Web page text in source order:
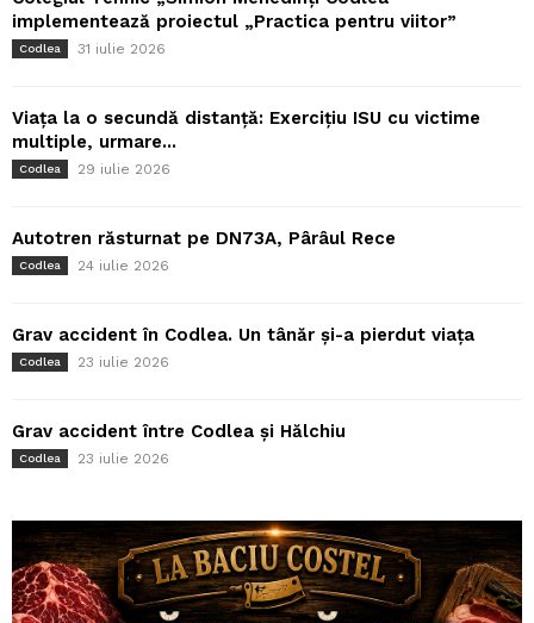
implementează proiectul „Practica pentru viitor”
Codlea 31 iulie 2026
Viața la o secundă distanță: Exercițiu ISU cu victime
multiple, urmare...
Codlea 29 iulie 2026
Autotren răsturnat pe DN73A, Pârâul Rece
Codlea 24 iulie 2026
Grav accident în Codlea. Un tânăr și-a pierdut viața
Codlea 23 iulie 2026
Grav accident între Codlea și Hălchiu
Codlea 23 iulie 2026